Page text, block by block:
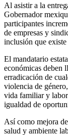
Al asistir a la
Gobernador
participantes
de empresas y
inclusión que
El mandatario
económicas deben
erradicación de
violencia de
vida familiar y
igualdad de
Así como mejora
salud y ambiente